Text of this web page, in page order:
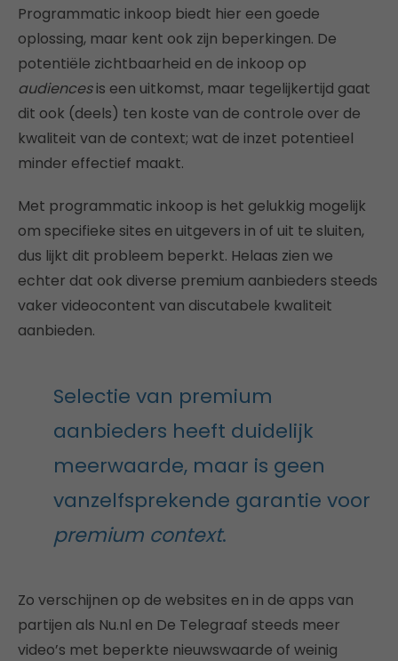
Programmatic inkoop biedt hier een goede
oplossing, maar kent ook zijn beperkingen. De
potentiële zichtbaarheid en de inkoop op
audiencesis een uitkomst, maar tegelijkertijd gaat
dit ook (deels) ten koste van de controle over de
kwaliteit van de context; wat de inzet potentieel
minder effectief maakt.
Met programmatic inkoop is het gelukkig mogelijk
om specifieke sites en uitgevers in of uit te sluiten,
dus lijkt dit probleem beperkt. Helaas zien we
echter dat ook diverse premium aanbieders steeds
vaker videocontent van discutabele kwaliteit
aanbieden.
Selectie van premium
aanbieders heeft duidelijk
meerwaarde, maar is geen
vanzelfsprekende garantie voor
premium context.
Zo verschijnen op de websites en in de apps van
partijen als Nu.nl en De Telegraaf steeds meer
video’s met beperkte nieuwswaarde of weinig